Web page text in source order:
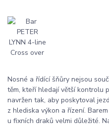
Nosné a řídící šňůry nejsou
těm, kteří hledají větší kontrolu
navržen tak, aby poskytoval
z hlediska výkon a řízení.
u fixních draků velmi důležité.